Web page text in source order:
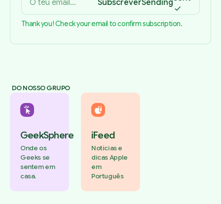
SubscreverSending
Thank you! Check your email to confirm subscription.
DO NOSSO GRUPO
GeekSphere
Onde os
Geeks se
sentem em
casa.
iFeed
Notícias e
dicas Apple
em
Português